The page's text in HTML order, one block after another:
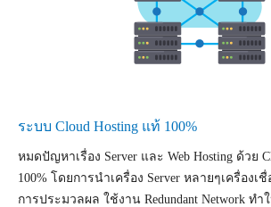
ระบบ Cloud Hosting แท้ 100%
หมดปัญหาเรื่อง Server และ Web Hosting ด้วย
100% โดยการนำเครื่อง Server หลายๆเครื่อง
การประมวลผล ใช้งาน Redundant Network ทำ